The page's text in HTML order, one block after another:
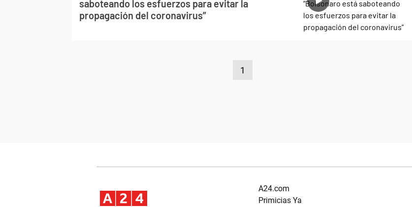
saboteando los esfuerzos para evitar la
propagación del coronavirus”
1
A24.com
Primicias Ya